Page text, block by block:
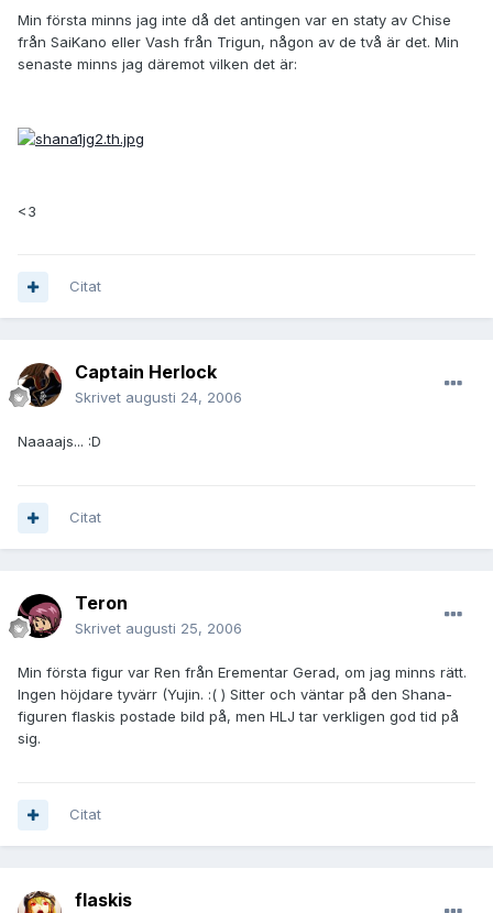
Min första minns jag inte då det antingen var en staty av Chise
från SaiKano eller Vash från Trigun, någon av de två är det. Min
senaste minns jag däremot vilken det är:
<3
Citat
Captain Herlock
Skrivet augusti 24, 2006
Naaaajs... :D
Citat
Teron
Skrivet augusti 25, 2006
Min första figur var Ren från Erementar Gerad, om jag minns rätt.
Ingen höjdare tyvärr (Yujin. :( ) Sitter och väntar på den Shana-
figuren flaskis postade bild på, men HLJ tar verkligen god tid på
sig.
Citat
flaskis